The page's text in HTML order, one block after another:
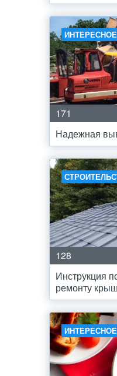
ИНТЕРЕСНОЕ
171
Надежная
128
Инструкция
ремонту
ИНТЕРЕСНОЕ